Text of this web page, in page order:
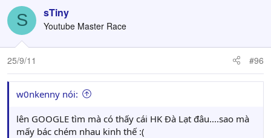
S sTiny
Youtube Master Race
25/9/11 #96
w0nkenny nói:
lên GOOGLE tìm mà có thấy cái HK Đà Lạt đâu....sao mà
mấy bác chém nhau kinh thế :(